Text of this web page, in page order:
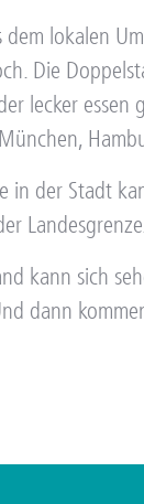
dem lokalen
Die
lecker
in der Stadt
kann sich
dann